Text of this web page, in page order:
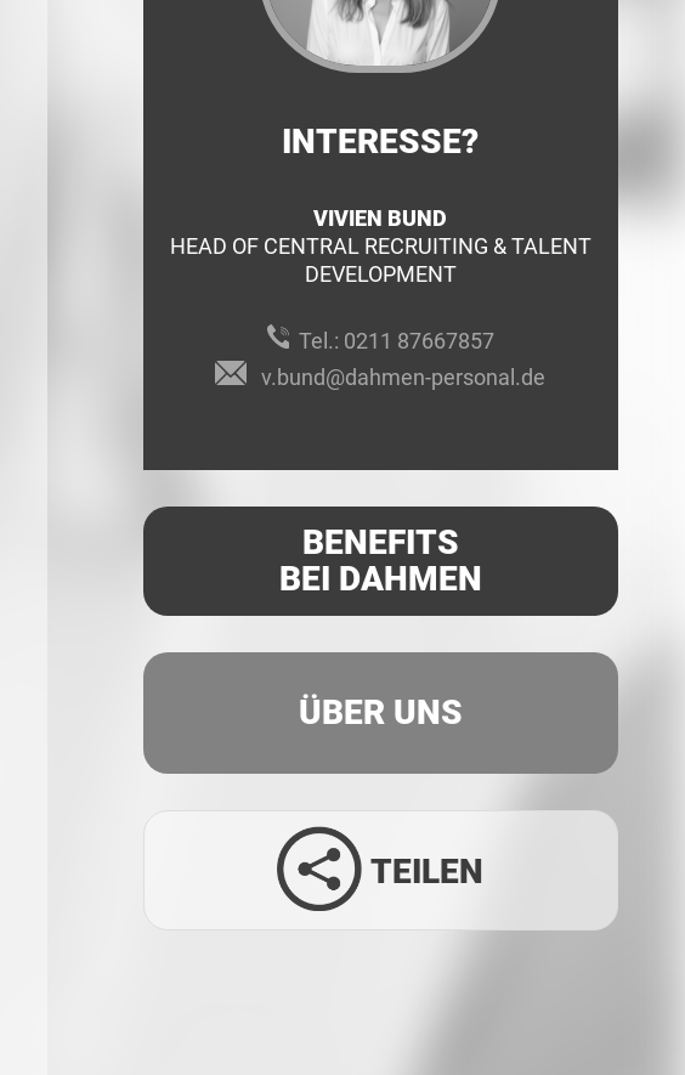
INTERESSE?
VIVIEN BUND
HEAD OF CENTRAL RECRUITING & TALENT
DEVELOPMENT
Tel.: 0211 87667857
v.bund@dahmen-personal.de
BENEFITS
BEI DAHMEN
ÜBER UNS
TEILEN